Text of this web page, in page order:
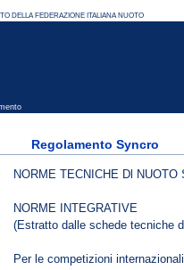
Regolamento Syncro
NORME TECNICHE Dl NUOTO
NORME INTEGRATIVE
(Estratto dalle schede tecniche
Per le competizioni